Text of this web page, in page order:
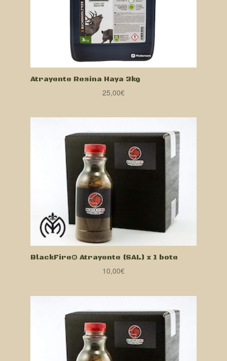
Atrayente Resina Haya 3kg
25,00€
BlackFire® Atrayente (SAL) x 1 bote
10,00€